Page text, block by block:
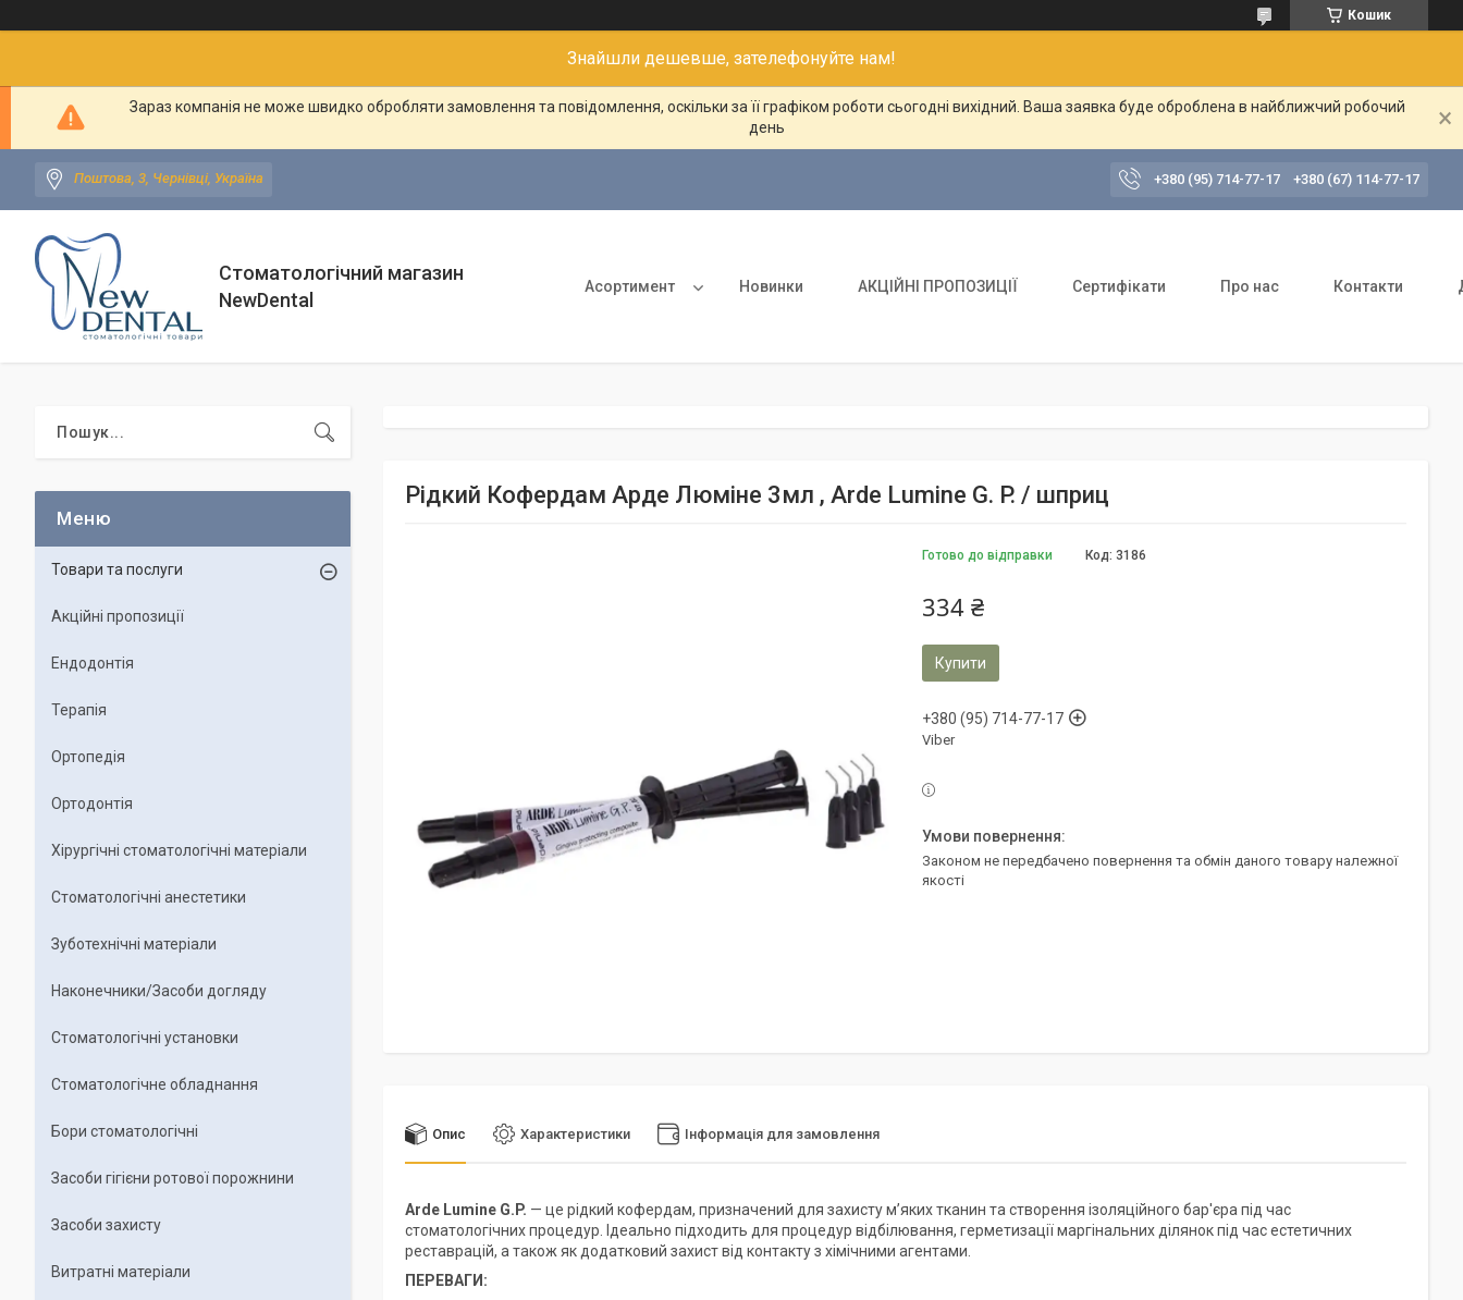
Кошик
Знайшли дешевше, зателефонуйте нам!
Зараз компанія не може швидко обробляти замовлення та повідомлення, оскільки за її графіком роботи сьогодні вихідний. Ваша заявка буде оброблена в найближчий робочий
день
Поштова, 3, Чернівці, Україна +380 (95) 714-77-17 +380 (67) 114-77-17
Стоматологічний магазин
NewDental
Асортимент Новинки АКЦІЙНІ ПРОПОЗИЦІЇ Сертифікати Про нас Контакти
Рідкий Кофердам Арде Люміне 3мл , Arde Lumine G. P. / шприц
Готово до відправки Код: 3186
334 ₴
Купити
+380 (95) 714-77-17
Viber
Законом не передбачено повернення та обмін даного товару належної
якості
Опис Характеристики Інформація для замовлення
Arde Lumine G.P. — це рідкий кофердам, призначений для захисту м’яких тканин та створення ізоляційного бар'єра під час
стоматологічних процедур. Ідеально підходить для процедур відбілювання, герметизації маргінальних ділянок під час естетичних
реставрацій, а також як додатковий захист від контакту з хімічними агентами.
ПЕРЕВАГИ:
Товари та послуги
Акційні пропозиції
Ендодонтія
Терапія
Ортопедія
Ортодонтія
Хірургічні стоматологічні матеріали
Стоматологічні анестетики
Зуботехнічні матеріали
Наконечники/Засоби догляду
Стоматологічні установки
Стоматологічне обладнання
Бори стоматологічні
Засоби гігієни ротової порожнини
Засоби захисту
Витратні матеріали